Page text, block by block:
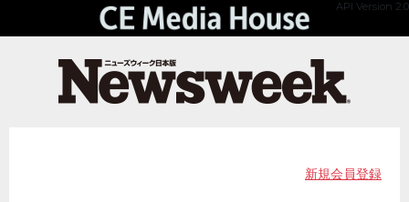
API Version 2.0
新規会員登録